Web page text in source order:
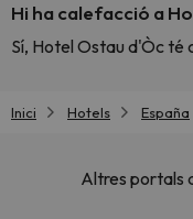
Hi ha calefacció a
Sí, Hotel Ostau d'Òc té
Inici Hotels España
Altres portals